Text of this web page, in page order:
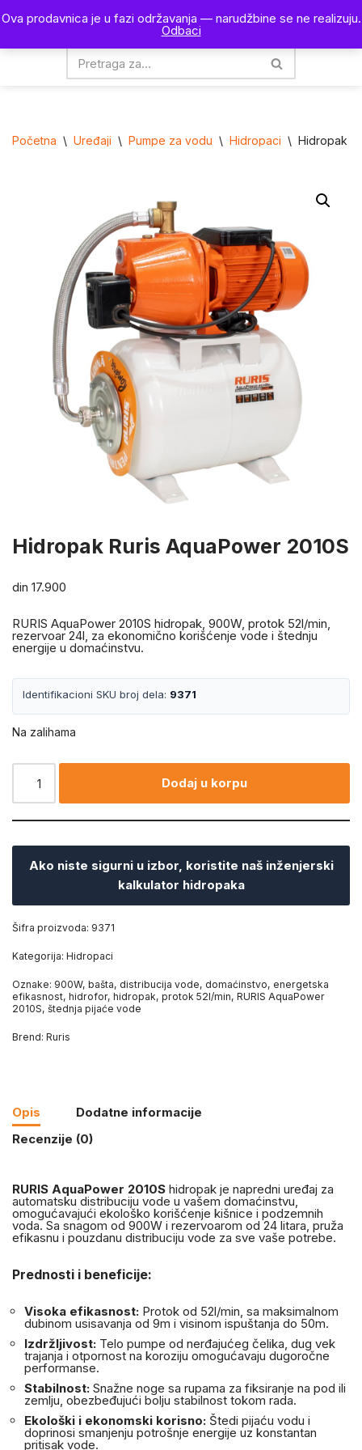
Ova prodavnica je u fazi održavanja — narudžbine se ne realizuju.
Odbaci
na
0
Početna \ Uređaji \ Pumpe za vodu \ Hidropaci \ Hidropak
Hidropak Ruris AquaPower 2010S
din 17.900
RURIS AquaPower 2010S hidropak, 900W, protok 52l/min,
rezervoar 24l, za ekonomično korišćenje vode i štednju
energije u domaćinstvu.
Identifikacioni SKU broj dela: 9371
Na zalihama
Dodaj u korpu
Ako niste sigurni u izbor, koristite naš inženjerski
kalkulator hidropaka
Šifra proizvoda: 9371
Kategorija: Hidropaci
Oznake: 900W, bašta, distribucija vode, domaćinstvo, energetska
efikasnost, hidrofor, hidropak, protok 52l/min, RURIS AquaPower
2010S, štednja pijaće vode
Brend: Ruris
Opis
Dodatne informacije
Recenzije (0)
RURIS AquaPower 2010S hidropak je napredni uređaj za
automatsku distribuciju vode u vašem domaćinstvu,
omogućavajući ekološko korišćenje kišnice i podzemnih
voda. Sa snagom od 900W i rezervoarom od 24 litara, pruža
efikasnu i pouzdanu distribuciju vode za sve vaše potrebe.
Prednosti i beneficije:
Visoka efikasnost: Protok od 52l/min, sa maksimalnom
dubinom usisavanja od 9m i visinom ispuštanja do 50m.
Izdržljivost: Telo pumpe od nerđajućeg čelika, dug vek
trajanja i otpornost na koroziju omogućavaju dugoročne
performanse.
Stabilnost: Snažne noge sa rupama za fiksiranje na pod ili
zemlju, obezbeđujući bolju stabilnost tokom rada.
Ekološki i ekonomski korisno: Štedi pijaću vodu i
doprinosi smanjenju potrošnje energije uz konstantan
pritisak vode.